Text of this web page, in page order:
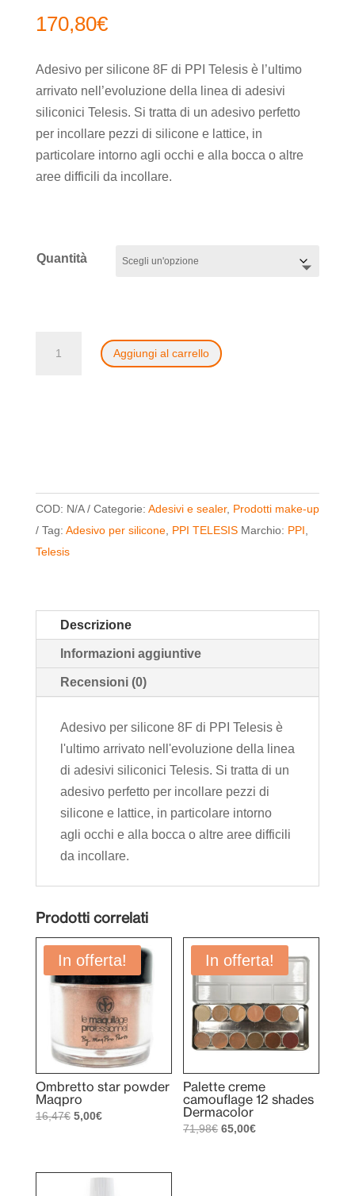
170,80€
Adesivo per silicone 8F di PPI Telesis è l’ultimo
arrivato nell’evoluzione della linea di adesivi
siliconici Telesis. Si tratta di un adesivo perfetto
per incollare pezzi di silicone e lattice, in
particolare intorno agli occhi e alla bocca o altre
aree difficili da incollare.
Quantità
Aggiungi al carrello
COD: N/A Categorie: Adesivi e sealer, Prodotti make-up
Tag: Adesivo per silicone, PPI TELESIS Marchio: PPI,
Telesis
Descrizione
Informazioni aggiuntive
Recensioni (0)
Adesivo per silicone 8F di PPI Telesis è
l'ultimo arrivato nell'evoluzione della linea
di adesivi siliconici Telesis. Si tratta di un
adesivo perfetto per incollare pezzi di
silicone e lattice, in particolare intorno
agli occhi e alla bocca o altre aree difficili
da incollare.
Prodotti correlati
In offerta!
Ombretto star powder
Maqpro
16,47€ Il
era:
5,00€Il
è:
In offerta!
Palette creme
camouflage 12 shades
Dermacolor
71,98€ Il
65,00€Il